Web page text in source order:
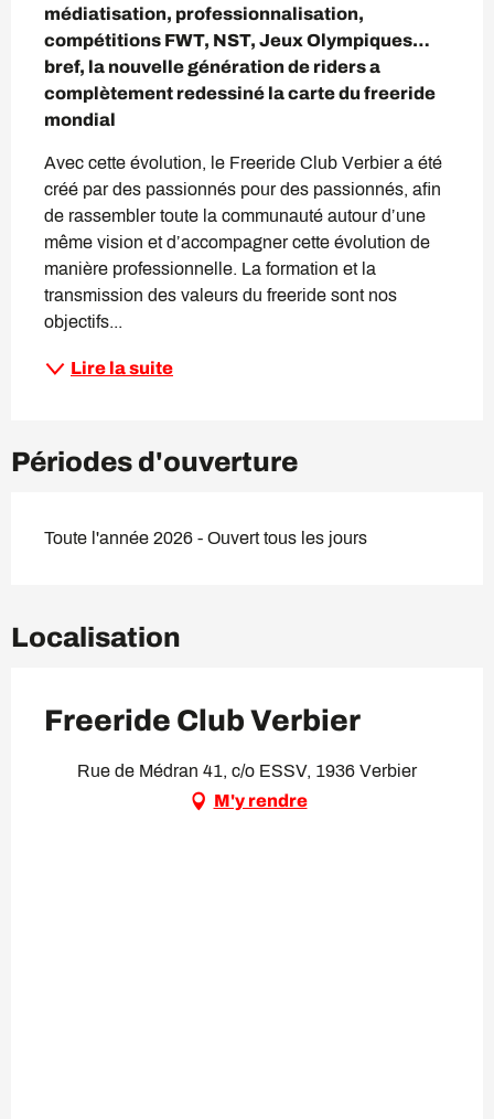
médiatisation, professionnalisation,
compétitions FWT, NST, Jeux Olympiques…
bref, la nouvelle génération de riders a
complètement redessiné la carte du freeride
mondial
Avec cette évolution, le Freeride Club Verbier a été
créé par des passionnés pour des passionnés, afin
de rassembler toute la communauté autour d’une
même vision et d’accompagner cette évolution de
manière professionnelle. La formation et la
transmission des valeurs du freeride sont nos
objectifs...
Lire la suite
Périodes d'ouverture
Toute l'année 2026 - Ouvert tous les jours
Localisation
Freeride Club Verbier
Rue de Médran 41, c/o ESSV, 1936 Verbier
M'y rendre